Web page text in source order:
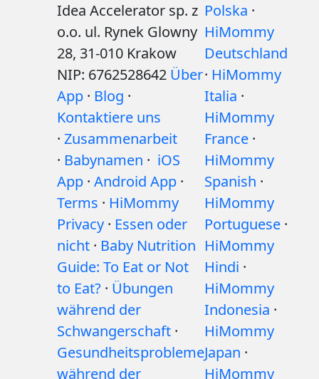
Idea Accelerator sp. z
o.o. ul. Rynek Glowny
28, 31-010 Krakow
NIP: 6762528642 Über
App · Blog ·
Kontaktiere uns
· Zusammenarbeit
· Babynamen · iOS
App · Android App ·
Terms · HiMommy
Privacy · Essen oder
nicht · Baby Nutrition
Guide: To Eat or Not
to Eat? · Übungen
während der
Schwangerschaft ·
Gesundheitsprobleme
während der
Polska ·
HiMommy
Deutschland
· HiMommy
Italia ·
HiMommy
France ·
HiMommy
Spanish ·
HiMommy
Portuguese ·
HiMommy
Hindi ·
HiMommy
Indonesia ·
HiMommy
Japan ·
HiMommy